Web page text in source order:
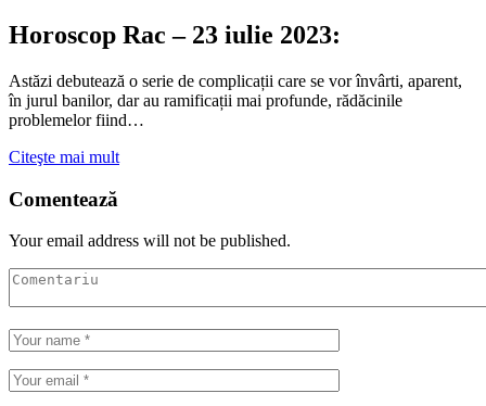
Horoscop Rac – 23 iulie 2023:
Astăzi debutează o serie de complicații care se vor învârti, aparent,
în jurul banilor, dar au ramificații mai profunde, rădăcinile
problemelor fiind…
Citeşte mai mult
Comentează
Your email address will not be published.